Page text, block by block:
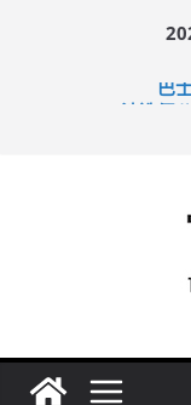
巴
涉造假